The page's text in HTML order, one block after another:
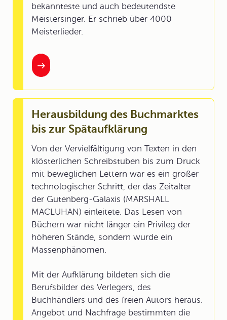
bekannteste und auch bedeutendste
Meistersinger. Er schrieb über 4000
Meisterlieder.
Herausbildung des Buchmarktes
bis zur Spätaufklärung
Von der Vervielfältigung von Texten in den
klösterlichen Schreibstuben bis zum Druck
mit beweglichen Lettern war es ein großer
technologischer Schritt, der das Zeitalter
der Gutenberg-Galaxis (MARSHALL
MACLUHAN) einleitete. Das Lesen von
Büchern war nicht länger ein Privileg der
höheren Stände, sondern wurde ein
Massenphänomen.
Mit der Aufklärung bildeten sich die
Berufsbilder des Verlegers, des
Buchhändlers und des freien Autors heraus.
Angebot und Nachfrage bestimmten die